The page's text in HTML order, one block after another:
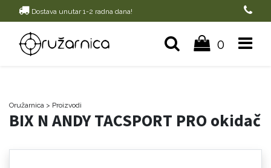
Dostava unutar 1-2 radna dana!
0
Oružarnica > Proizvodi
BIX N ANDY TACSPORT PRO okidač